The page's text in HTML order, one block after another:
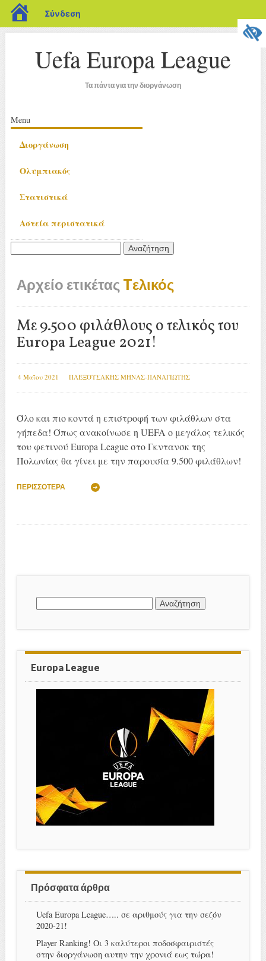
blogs.sch.gr
Σύνδεση
Uefa Europa League
Τα πάντα για την διοργάνωση
Κύριο μενού
Μετάβαση
περιεχόμενο
Menu
Διοργάνωση
Ολυμπιακός
Στατιστικά
Αστεία περιστατικά
Αναζήτηση
Αρχείο ετικέτας Tελικός
Με 9.500 φιλάθλους ο τελικός του
Europa League 2021!
4 Μαΐου 2021 ΠΛΕΞΟΥΣΑΚΗΣ ΜΗΝΑΣ-ΠΑΝΑΓΙΩΤΗΣ
Όλο και πιο κοντά η επιστροφή των φιλάθλων στα
γήπεδα! Όπως ανακοίνωσε η UEFA ο μεγάλος τελικός
του φετινού Europa League στο Γκντανσκ της
Πολωνίας θα γίνει με την παρουσία 9.500 φιλάθλων!
ΠΕΡΙΣΣΌΤΕΡΑ
Αναζήτηση
Europa League
Πρόσφατα άρθρα
Uefa Europa League….. σε αριθμούς για την σεζόν
2020-21!
Player Ranking! Οι 3 καλύτεροι ποδοσφαιριστές
στην διοργάνωση αυτην την χρονιά εως τώρα!